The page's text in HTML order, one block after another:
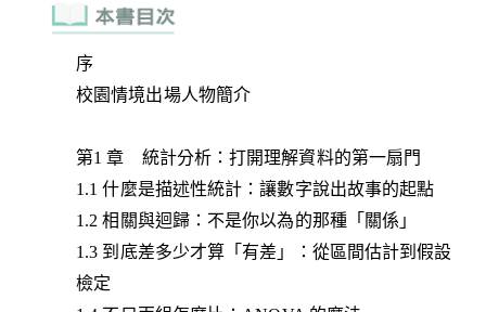
序
校園情境出場人物簡介
第1 章 統計分析：打開理解資料的第一扇門
1.1 什麼是描述性統計：讓數字說出故事的起點
1.2 相關與迴歸：不是你以為的那種「關係」
1.3 到底差多少才算「有差」：從區間估計到假設
檢定